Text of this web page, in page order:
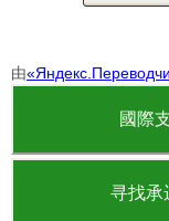
由
國際
寻找承